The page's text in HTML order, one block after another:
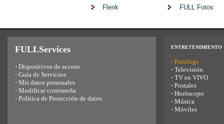
Flenk
FULL Fotos
FULLServices
· Dispositivos de acceso
· Guía de Servicios
· Mis datos personales
· Modificar contraseña
· Política de Protección de datos
ENTRETENIMIENTO
· Fotologs
· Televisión
· TV en VIVO
· Postales
· Horóscopo
· Música
· Móviles